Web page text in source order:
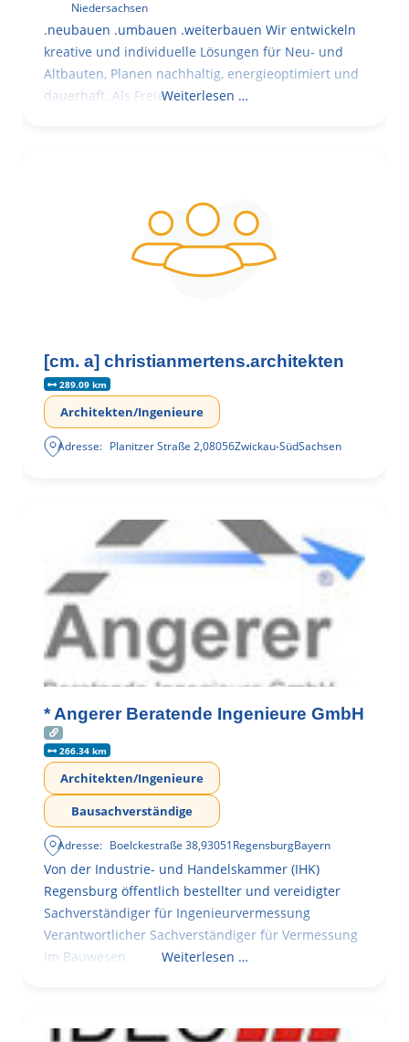
Niedersachsen
.neubauen .umbauen .weiterbauen Wir entwickeln
kreative und individuelle Lösungen für Neu- und
Altbauten, Planen nachhaltig, energieoptimiert und
dauerhaft. Als FreieWeiterlesen …
[cm. a] christianmertens.architekten
289.09 km
Architekten/Ingenieure
Adresse: Planitzer Straße 2,08056Zwickau-SüdSachsen
* Angerer Beratende Ingenieure GmbH
266.34 km
Architekten/Ingenieure
Bausachverständige
Adresse: Boelckestraße 38,93051RegensburgBayern
Von der Industrie- und Handelskammer (IHK)
Regensburg öffentlich bestellter und vereidigter
Sachverständiger für Ingenieurvermessung
Verantwortlicher Sachverständiger für Vermessung
im Bauwesen
Weiterlesen …